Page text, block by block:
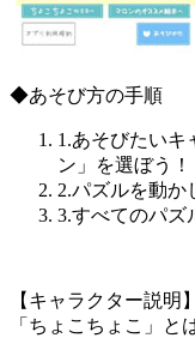
◆あそび方の手順
1.あそびたいキ
ン」を選ぼう！
2.パズルを動か
3.すべてのパズ
【キャラクター説明】
「ちょこちょこ」と